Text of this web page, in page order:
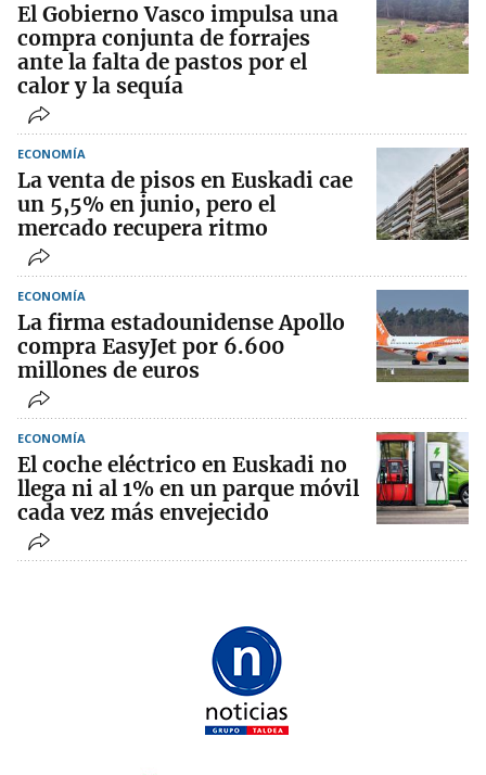
El Gobierno Vasco impulsa una
compra conjunta de forrajes
ante la falta de pastos por el
calor y la sequía
ECONOMÍA
La venta de pisos en Euskadi cae
un 5,5% en junio, pero el
mercado recupera ritmo
ECONOMÍA
La firma estadounidense Apollo
compra EasyJet por 6.600
millones de euros
ECONOMÍA
El coche eléctrico en Euskadi no
llega ni al 1% en un parque móvil
cada vez más envejecido